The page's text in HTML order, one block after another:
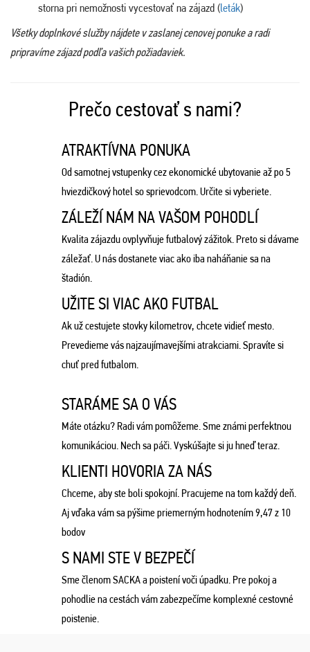
storna pri nemožnosti vycestovať na zájazd (leták)
Všetky doplnkové služby nájdete v zaslanej cenovej ponuke a radi
pripravíme zájazd podľa vašich požiadaviek.
Prečo cestovať s nami?
ATRAKTÍVNA PONUKA
Od samotnej vstupenky cez ekonomické ubytovanie až po 5
hviezdičkový hotel so sprievodcom. Určite si vyberiete.
ZÁLEŽÍ NÁM NA VAŠOM POHODLÍ
Kvalita zájazdu ovplyvňuje futbalový zážitok. Preto si dávame
záležať. U nás dostanete viac ako iba naháňanie sa na
štadión.
UŽITE SI VIAC AKO FUTBAL
Ak už cestujete stovky kilometrov, chcete vidieť mesto.
Prevedieme vás najzaujímavejšími atrakciami. Spravíte si
chuť pred futbalom.
STARÁME SA O VÁS
Máte otázku? Radi vám pomôžeme. Sme známi perfektnou
komunikáciou. Nech sa páči. Vyskúšajte si ju hneď teraz.
KLIENTI HOVORIA ZA NÁS
Chceme, aby ste boli spokojní. Pracujeme na tom každý deň.
Aj vďaka vám sa pýšime priemerným hodnotením 9,47 z 10
bodov
S NAMI STE V BEZPEČÍ
Sme členom SACKA a poistení voči úpadku. Pre pokoj a
pohodlie na cestách vám zabezpečíme komplexné cestovné
poistenie.